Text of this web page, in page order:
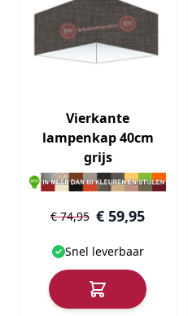
Vierkante
lampenkap 40cm
grijs
€ 59,95
€ 74,95
Snel leverbaar